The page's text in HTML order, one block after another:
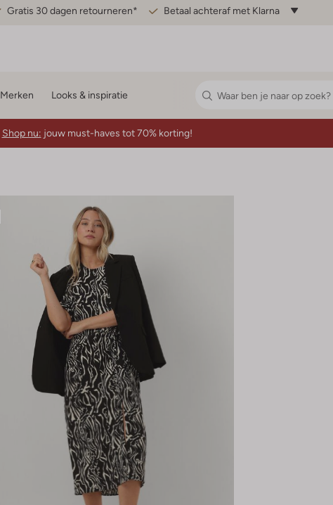
Gratis 30 dagen retourneren* Betaal achteraf met Klarna
Merken Looks & inspiratie
Shop nu: jouw must-haves tot 70% korting!